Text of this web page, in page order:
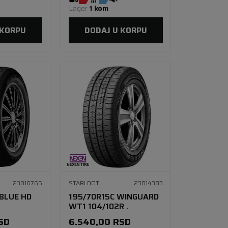
Lager 1 kom
DODAJ U KORPU
23016765
HD
STARI DOT 23014383
195/70R15C WINGUARD
WT1 104/102R .
6.540,00 RSD